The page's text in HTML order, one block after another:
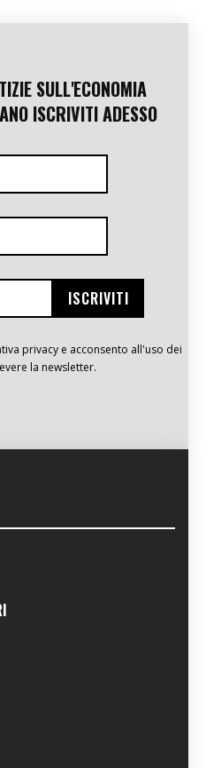
SULL'ECONOMIA
ISCRIVITI ADESSO
privacy e acconsento all'uso dei
la newsletter.